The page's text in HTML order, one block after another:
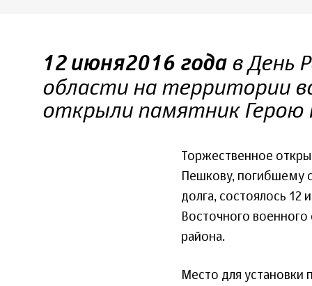
12 июня 2016 годав День
области на территории
открыли памятник Герою
Торжественное
Пешкову, погибшему
долга, состоялось 12
Восточного
района.
Место для установки